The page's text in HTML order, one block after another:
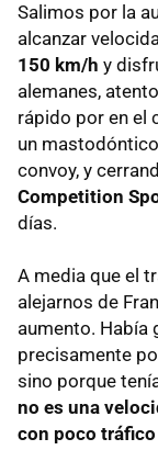
Salimos por la
alcanzar
150 km/h y
alemanes,
rápido por en el
un
convoy, y
Competition
días.
A media que el
alejarnos de
aumento. Había
precisamente
sino porque
no es una
con poco tráfico